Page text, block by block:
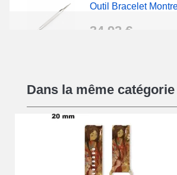
Outil Bracelet
34,92 €
16,90 €
Pied à Coulisse
9,90 €
Dans la même catégorie